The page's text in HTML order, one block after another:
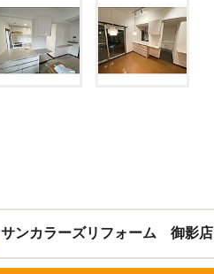
サンカラーズリフォーム 御影店